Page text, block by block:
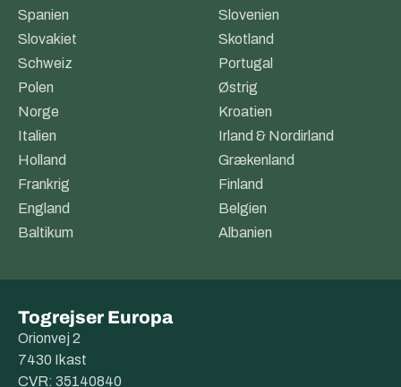
Spanien
Slovenien
Slovakiet
Skotland
Schweiz
Portugal
Polen
Østrig
Norge
Kroatien
Italien
Irland & Nordirland
Holland
Grækenland
Frankrig
Finland
England
Belgien
Baltikum
Albanien
Togrejser Europa
Orionvej 2
7430 Ikast
CVR: 35140840